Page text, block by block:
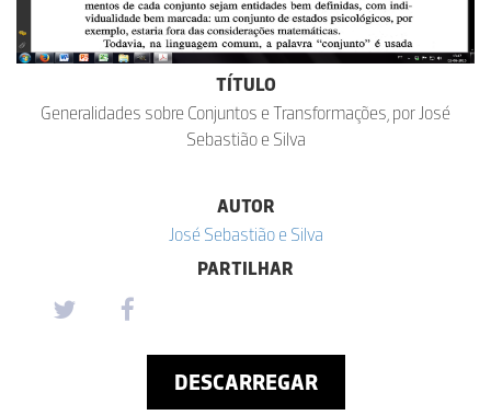
TÍTULO
Generalidades sobre Conjuntos e Transformações, por José
Sebastião e Silva
AUTOR
José Sebastião e Silva
PARTILHAR
DESCARREGAR